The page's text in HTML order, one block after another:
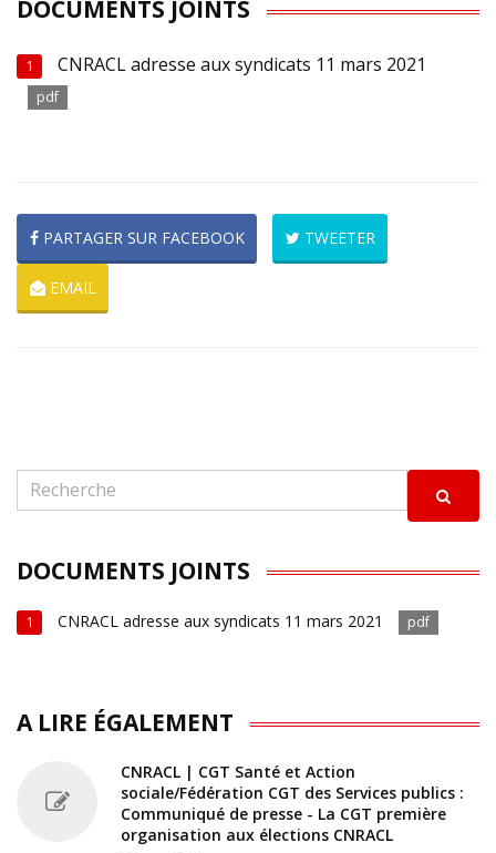
DOCUMENTS JOINTS
1 CNRACL adresse aux syndicats 11 mars 2021
pdf
PARTAGER SUR FACEBOOK TWEETER
EMAIL
DOCUMENTS JOINTS
1 CNRACL adresse aux syndicats 11 mars 2021 pdf
A LIRE ÉGALEMENT
CNRACL | CGT Santé et Action
sociale/Fédération CGT des Services publics :
Communiqué de presse - La CGT première
organisation aux élections CNRACL